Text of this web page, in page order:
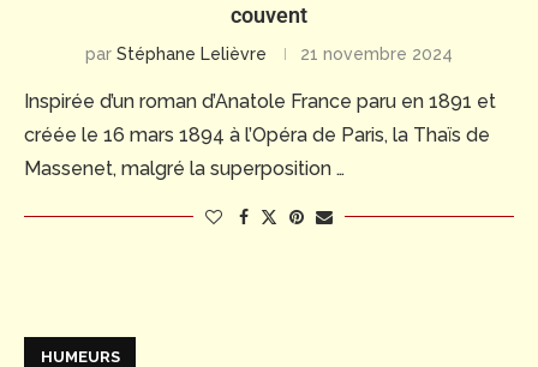
couvent
par Stéphane Lelièvre 21 novembre 2024
Inspirée d’un roman d’Anatole France paru en 1891 et
créée le 16 mars 1894 à l’Opéra de Paris, la Thaïs de
Massenet, malgré la superposition …
HUMEURS